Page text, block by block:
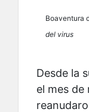
Boaventura
del virus
Desde la
el mes de